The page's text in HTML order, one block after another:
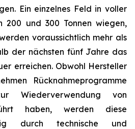
Ein einzelnes Feld in voller
200 und 300 Tonnen wiegen,
voraussichtlich mehr als
der nächsten fünf Jahre das
erreichen. Obwohl Hersteller
Rücknahmeprogramme
Wiederverwendung von
haben, werden diese
durch technische und